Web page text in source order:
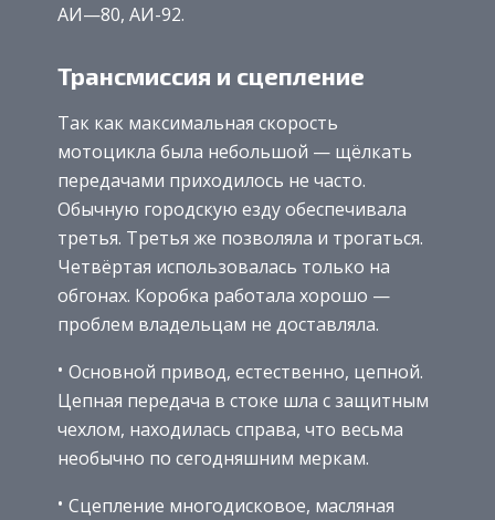
АИ—80, АИ-92.
Трансмиссия и сцепление
Так как максимальная скорость
мотоцикла была небольшой — щёлкать
передачами приходилось не часто.
Обычную городскую езду обеспечивала
третья. Третья же позволяла и трогаться.
Четвёртая использовалась только на
обгонах. Коробка работала хорошо —
проблем владельцам не доставляла.
Основной привод, естественно, цепной.
Цепная передача в стоке шла с защитным
чехлом, находилась справа, что весьма
необычно по сегодняшним меркам.
Сцепление многодисковое, масляная